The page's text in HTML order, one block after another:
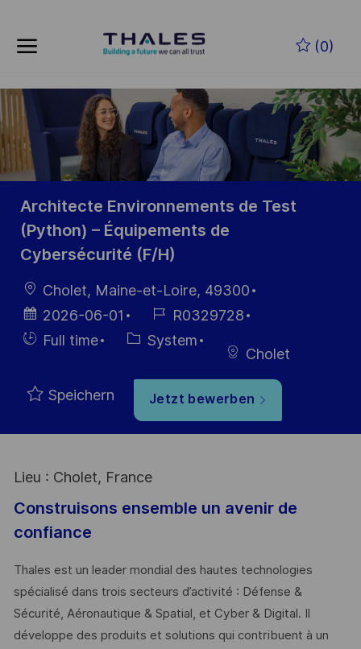
(0)
-
Architecte Environnements de Test
(Python) – Équipements de
Cybersécurité (F/H)
Ort
Cholet, Maine-et-Loire, 49300
Datum der
Veröffentlichung
2026-06-01
Job-
ID
R0329728
Einstellunngstyp
Full time Kategorie
System
Cholet
Speichern Jetzt bewerben
Lieu : Cholet, France
Construisons ensemble un avenir de
confiance
Thales est un leader mondial des hautes technologies
spécialisé dans trois secteurs d’activité : Défense &
Sécurité, Aéronautique & Spatial, et Cyber & Digital. Il
développe des produits et solutions qui contribuent à un